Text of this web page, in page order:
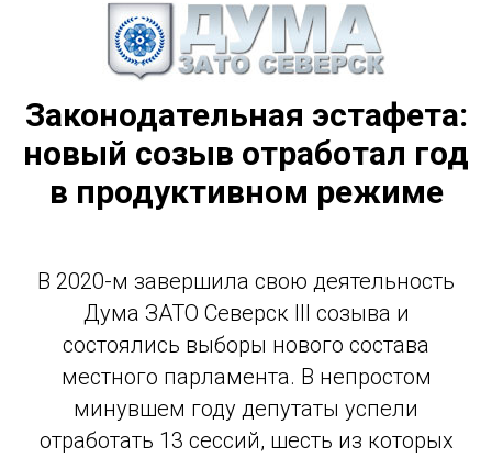
Законодательная эстафета:
новый созыв отработал год
в продуктивном режиме
В 2020-м завершила свою деятельность
Дума ЗАТО Северск III созыва и
состоялись выборы нового состава
местного парламента. В непростом
минувшем году депутаты успели
отработать 13 сессий, шесть из которых